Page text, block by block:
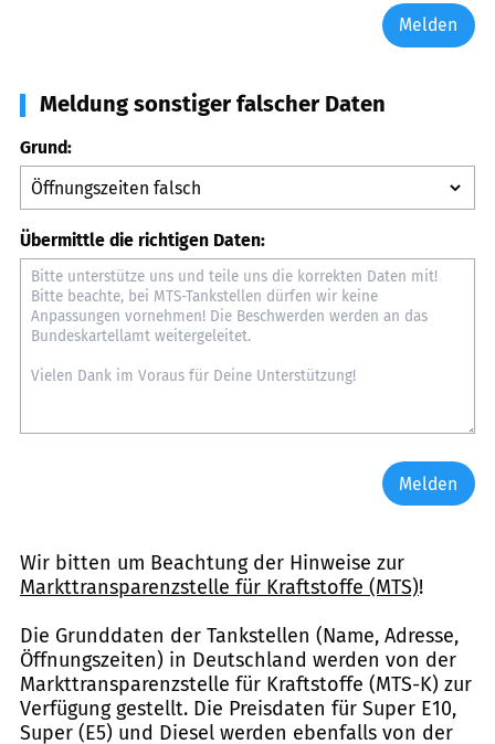
Melden
Meldung sonstiger falscher Daten
Grund:
Übermittle die richtigen Daten:
Melden
Wir bitten um Beachtung der Hinweise zur
Markttransparenzstelle für Kraftstoffe (MTS)!
Die Grunddaten der Tankstellen (Name, Adresse,
Öffnungszeiten) in Deutschland werden von der
Markttransparenzstelle für Kraftstoffe (MTS-K) zur
Verfügung gestellt. Die Preisdaten für Super E10,
Super (E5) und Diesel werden ebenfalls von der